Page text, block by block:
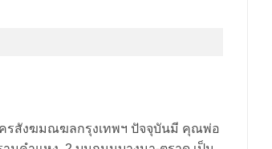
รสังฆมณฆลกรุงเทพฯ ปัจจุบันมี คุณพ่อ